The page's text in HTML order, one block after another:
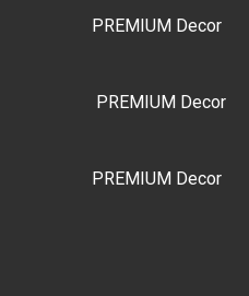
PREMIUM Decor
PREMIUM Decor
PREMIUM Decor